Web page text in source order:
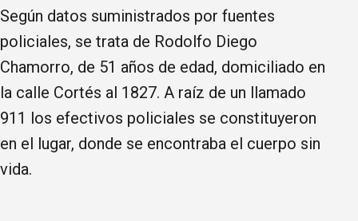
Según datos suministrados por fuentes
policiales, se trata de Rodolfo Diego
Chamorro, de 51 años de edad, domiciliado en
la calle Cortés al 1827. A raíz de un llamado
911 los efectivos policiales se constituyeron
en el lugar, donde se encontraba el cuerpo sin
vida.